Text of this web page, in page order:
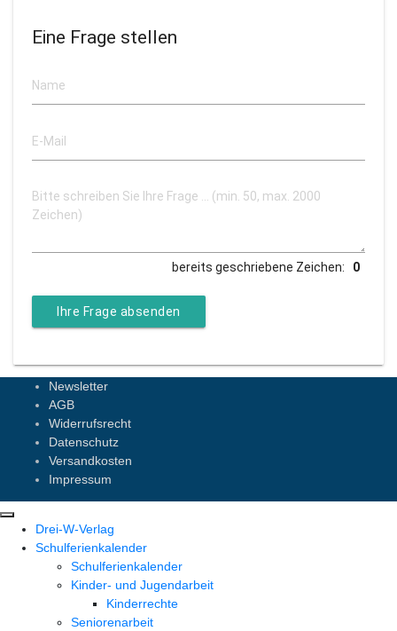
Eine Frage stellen
bereits geschriebene Zeichen:
Ihre Frage absenden
Newsletter
AGB
Widerrufsrecht
Datenschutz
Versandkosten
Impressum
Drei-W-Verlag
Schulferienkalender
Schulferienkalender
Kinder- und Jugendarbeit
Kinderrechte
Seniorenarbeit